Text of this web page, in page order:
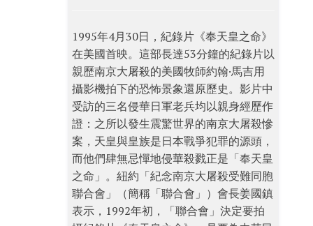
1995年4月30日，紀錄片《奉天皇之命》
在美國首映。這部長達53分鐘的紀錄片以
親歷南京大屠殺的美國牧師約翰·馬吉用
攝影機拍下的恐怖景象還原歷史。影片中
受訪的三名侵華日軍老兵均以親身經歷作
證：之所以發生震驚世界的南京大屠殺慘
案，天皇與皇族是日本戰爭犯罪的源頭，
而他們肆無忌憚地侵華殺戮正是「奉天皇
之命」。紐約「紀念南京大屠殺受難同胞
聯合會」（簡稱「聯合會」）會長姜國鎮
表示，1992年初，「聯合會」決定要拍